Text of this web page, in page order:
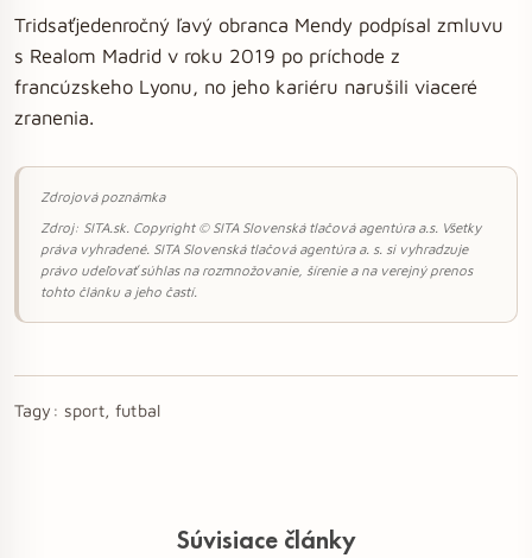
Tridsaťjedenročný ľavý obranca Mendy podpísal zmluvu
s Realom Madrid v roku 2019 po príchode z
francúzskeho Lyonu, no jeho kariéru narušili viaceré
zranenia.
Zdrojová poznámka
Zdroj: SITA.sk. Copyright © SITA Slovenská tlačová agentúra a.s. Všetky
práva vyhradené. SITA Slovenská tlačová agentúra a. s. si vyhradzuje
právo udeľovať súhlas na rozmnožovanie, šírenie a na verejný prenos
tohto článku a jeho častí.
Tagy: sport, futbal
Súvisiace články